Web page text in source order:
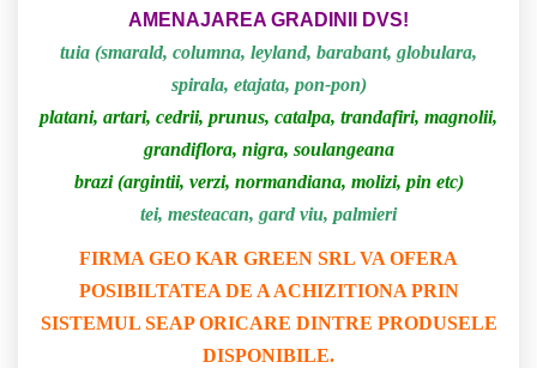
AMENAJAREA GRADINII DVS!
tuia (smarald, columna, leyland, barabant, globulara,
spirala, etajata, pon-pon)
platani, artari, cedrii, prunus, catalpa, trandafiri, magnolii,
grandiflora, nigra, soulangeana
brazi (argintii, verzi, normandiana, molizi, pin etc)
tei, mesteacan, gard viu, palmieri
FIRMA GEO KAR GREEN SRL VA OFERA
POSIBILTATEA DE A ACHIZITIONA PRIN
SISTEMUL SEAP ORICARE DINTRE PRODUSELE
DISPONIBILE.